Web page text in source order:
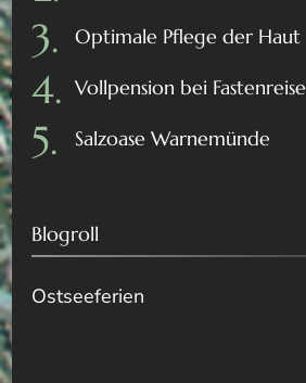
Optimale Pflege der Haut
Vollpension bei Fastenreise
Salzoase Warnemünde
Blogroll
Ostseeferien